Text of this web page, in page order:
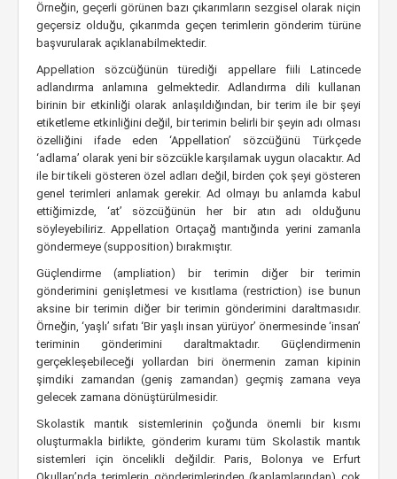
Örneğin, geçerli görünen bazı çıkarımların sezgisel olarak niçin
geçersiz olduğu, çıkarımda geçen terimlerin gönderim türüne
başvurularak açıklanabilmektedir.
Appellation sözcüğünün türediği appellare fiili Latincede
adlandırma anlamına gelmektedir. Adlandırma dili kullanan
birinin bir etkinliği olarak anlaşıldığından, bir terim ile bir şeyi
etiketleme etkinliğini değil, bir terimin belirli bir şeyin adı olması
özelliğini ifade eden ‘Appellation’ sözcüğünü Türkçede
‘adlama’ olarak yeni bir sözcükle karşılamak uygun olacaktır. Ad
ile bir tikeli gösteren özel adları değil, birden çok şeyi gösteren
genel terimleri anlamak gerekir. Ad olmayı bu anlamda kabul
ettiğimizde, ‘at’ sözcüğünün her bir atın adı olduğunu
söyleyebiliriz. Appellation Ortaçağ mantığında yerini zamanla
göndermeye (supposition) bırakmıştır.
Güçlendirme (ampliation) bir terimin diğer bir terimin
gönderimini genişletmesi ve kısıtlama (restriction) ise bunun
aksine bir terimin diğer bir terimin gönderimini daraltmasıdır.
Örneğin, ‘yaşlı’ sıfatı ‘Bir yaşlı insan yürüyor’ önermesinde ‘insan’
teriminin gönderimini daraltmaktadır. Güçlendirmenin
gerçekleşebileceği yollardan biri önermenin zaman kipinin
şimdiki zamandan (geniş zamandan) geçmiş zamana veya
gelecek zamana dönüştürülmesidir.
Skolastik mantık sistemlerinin çoğunda önemli bir kısmı
oluşturmakla birlikte, gönderim kuramı tüm Skolastik mantık
sistemleri için öncelikli değildir. Paris, Bolonya ve Erfurt